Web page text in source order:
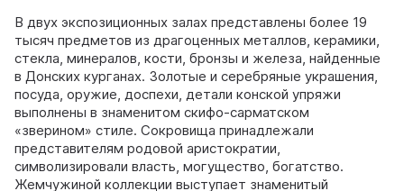
В двух экспозиционных залах представлены более 19
тысяч предметов из драгоценных металлов, керамики,
стекла, минералов, кости, бронзы и железа, найденные
в Донских курганах. Золотые и серебряные украшения,
посуда, оружие, доспехи, детали конской упряжи
выполнены в знаменитом скифо-сарматском
«зверином» стиле. Сокровища принадлежали
представителям родовой аристократии,
символизировали власть, могущество, богатство.
Жемчужиной коллекции выступает знаменитый